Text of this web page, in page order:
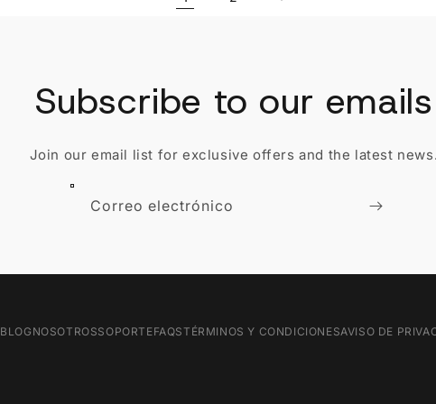
Subscribe to our emails
Join our email list for exclusive offers and the latest news.
Correo electrónico
BLOG NOSOTROSSOPORTEFAQSTÉRMINOS Y CONDICIONESAVISO DE